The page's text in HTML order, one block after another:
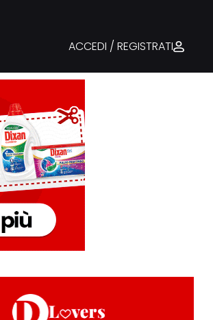
ACCEDI / REGISTRATI